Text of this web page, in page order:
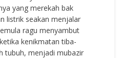
yang merekah bak
listrik seakan menjalar
ragu menyambut
kenikmatan tiba-
tubuh, menjadi mubazir